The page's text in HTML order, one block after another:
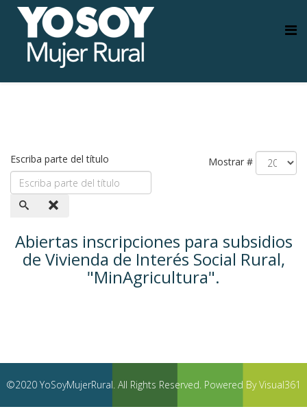
Escriba parte del título Mostrar #
Abiertas inscripciones para subsidios
de Vivienda de Interés Social Rural,
"MinAgricultura".
©2020 YoSoyMujerRural. All Rights Reserved. Powered By Visual361